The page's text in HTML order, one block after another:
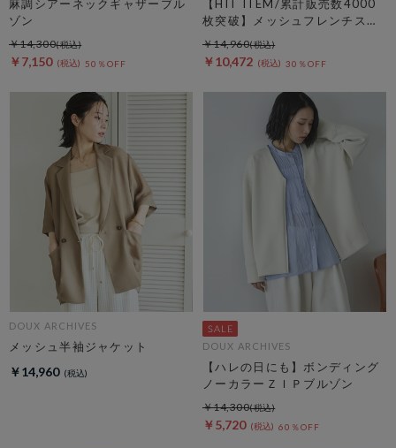
麻調シアーネックギャザーブル
ゾン
￥7,150 50％OFF
￥14,300
【HIT ITEM/累計販売数4000
枚突破】メッシュフレンチスリ
ーブジャケット／
￥10,472 30％OFF
￥14,960
DOUX ARCHIVES
メッシュ半袖ジャケット
￥14,960
DOUX ARCHIVES
【ハレの日にも】ボンディング
ノーカラーＺＩＰブルゾン
￥5,720 60％OFF
￥14,300